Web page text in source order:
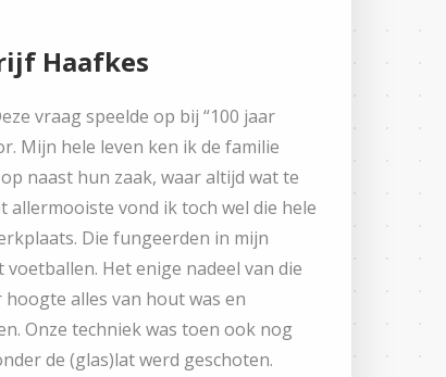
Haafkes
vraag speelde op bij “100 jaar
Mijn hele leven ken ik de familie
naast hun zaak, waar altijd wat te
allermooiste vond ik toch wel die hele
Die fungeerden in mijn
voetballen. Het enige nadeel van die
alles van hout was en
Onze techniek was toen ook nog
de (glas)lat werd geschoten.